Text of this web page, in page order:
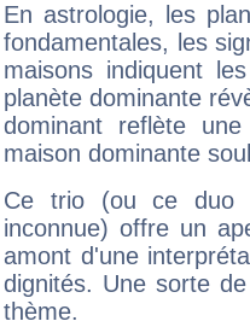
En astrologie, les
fondamentales, les
maisons indiquent
planète dominante
dominant reflète
maison dominante
Ce trio (ou ce duo
inconnue) offre un
amont d'une
dignités. Une sorte
thème.